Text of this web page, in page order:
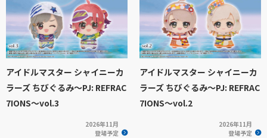
アイドルマスター シャイニーカ
ラーズ ちびぐるみ～PJ: REFRAC
7IONS～vol.3
2026年11月
登場予定
アイドルマスター シャイニーカ
ラーズ ちびぐるみ～PJ: REFRAC
7IONS～vol.2
2026年11月
登場予定